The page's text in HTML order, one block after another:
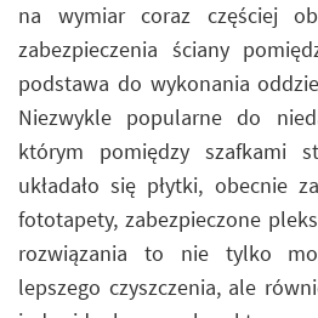
na wymiar coraz częściej
zabezpieczenia ściany
podstawa do wykonania
Niezwykle popularne do
którym pomiędzy szafkami
układało się płytki, obecnie
fototapety, zabezpieczone
rozwiązania to nie tylko
lepszego czyszczenia, ale